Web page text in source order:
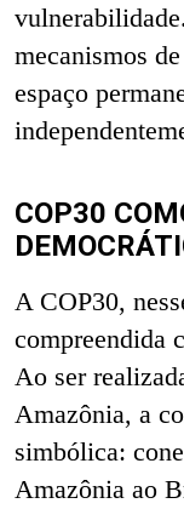
mecanismos
espaço
COP30
A COP30,
compreendida
Ao ser
Amazônia, a
simbólica:
Amazônia ao